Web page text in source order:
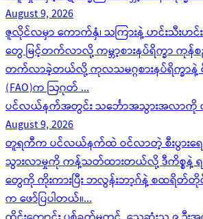
August 9, 2026
ဇူလိုင်လမှာ ကောက်နှံ၊ သကြားနဲ့ ဟင်းသီးဟ
တွေ မြင့်တက်လာလို့ ကမ္ဘာ့စားနပ်ရိက္ခာ ကုန်စ
တက်လာခဲ့တယ်လို့ ကုလသမဂ္ဂစားနပ်ရိက္ခာနဲ့
(FAO)က ဩဂုတ် ...
ပင်လယ်နက်အတွင်း သင်္ဘောအသွားအလာ
August 9, 2026
တူရကီက ပင်လယ်နက်ထဲ ဝင်လာတဲ့ စီးပွားရေ
သွားလာမှုကို ကန့်သတ်ထားတယ်လို့ ဒီကိစ္စနဲ့ ရင်
တွေကို ကိုးကားပြီး ဘလွန်းဘာ့ဂ်နဲ့ စထရိတ်တို
က ဖော်ပြပါတယ်။...